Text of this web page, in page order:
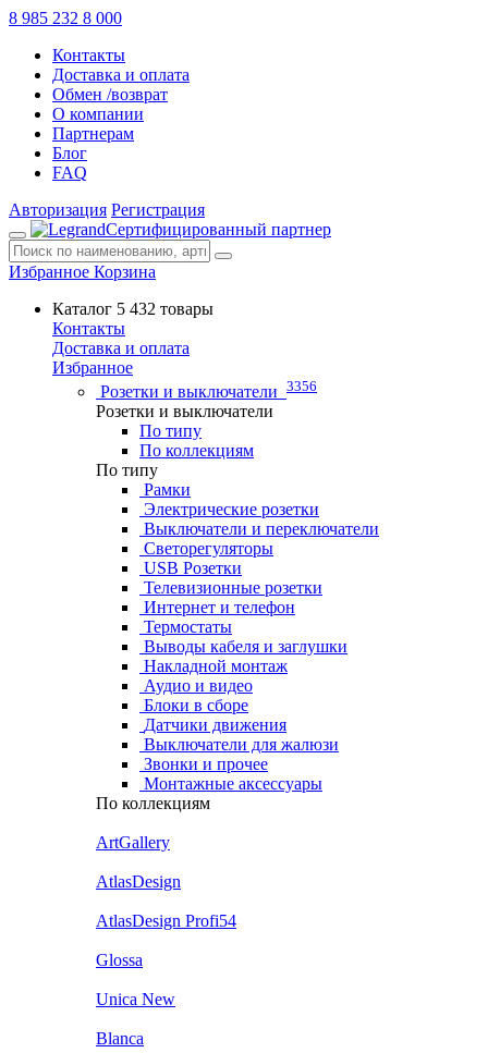
8 985 232 8 000
Контакты
Доставка и оплата
Обмен /возврат
О компании
Партнерам
Блог
FAQ
Авторизация Регистрация
Сертифицированный партнер
Избранное Корзина
Каталог 5 432 товары
Контакты
Доставка и оплата
Избранное
Розетки и выключатели 3356
Розетки и выключатели
По типу
По коллекциям
По типу
Рамки
Электрические розетки
Выключатели и переключатели
Светорегуляторы
USB Розетки
Телевизионные розетки
Интернет и телефон
Термостаты
Выводы кабеля и заглушки
Накладной монтаж
Аудио и видео
Блоки в сборе
Датчики движения
Выключатели для жалюзи
Звонки и прочее
Монтажные аксессуары
По коллекциям
ArtGallery
AtlasDesign
AtlasDesign Profi54
Glossa
Unica New
Blanca